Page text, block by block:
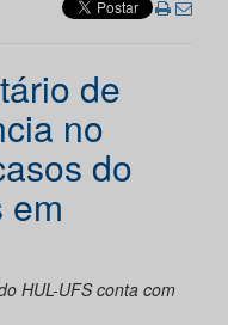
de
no
do
em
HUL-UFS conta com